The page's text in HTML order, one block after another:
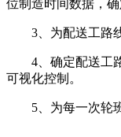
位制造时间数据，确
3、为配送工路线
4、确定配送工路
可视化控制。
5、为每一次轮班